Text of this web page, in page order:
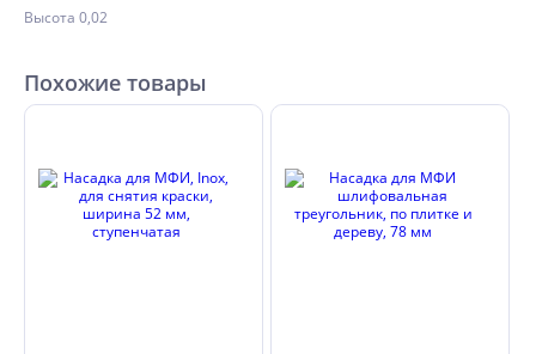
Высота 0,02
Похожие товары